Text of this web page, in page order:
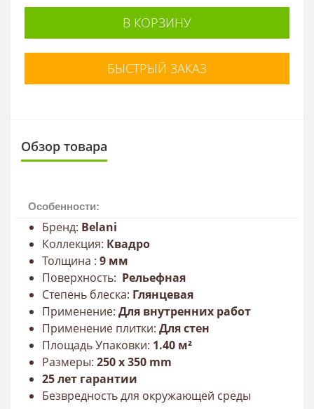
В КОРЗИНУ
БЫСТРЫЙ ЗАКАЗ
Обзор товара
Особенности:
Бренд: Belani
Коллекция: Квадро
Толщина : 9 мм
Поверхность: Рельефная
Степень блеска: Глянцевая
Применение: Для внутренних работ
Применение плитки: Для стен
Площадь Упаковки: 1.40 м²
Размеры: 250 х 350 mm
25 лет гарантии
Безвредность для окружающей среды